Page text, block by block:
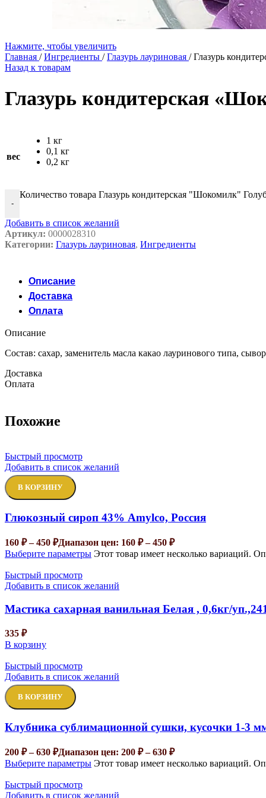
Нажмите, чтобы увеличить
Главная / Ингредиенты / Глазурь лауриновая / Глазурь
Назад к товарам
Глазурь кондитерская
вес
1 кг
0,1 кг
0,2 кг
-
Количество товара Глазурь кондитерская "Шокомилк"
Добавить в список желаний
Артикул: 0000028310
Категории: Глазурь лауриновая, Ингредиенты
Описание
Доставка
Оплата
Описание
Состав: сахар, заменитель масла какао лауринового типа,
Доставка
Оплата
Похожие
Быстрый просмотр
Добавить в список желаний
В КОРЗИНУ
Глюкозный сироп 43% Amylco, Россия
160 ₽ – 450 ₽Диапазон цен: 160 ₽ – 450 ₽
Выберите параметры Этот товар имеет несколько вариаций.
Быстрый просмотр
Добавить в список желаний
Мастика сахарная ванильная Белая , 0,6кг/
335 ₽
В корзину
Быстрый просмотр
Добавить в список желаний
В КОРЗИНУ
Клубника сублимационной сушки, кусочки 1-3
200 ₽ – 630 ₽Диапазон цен: 200 ₽ – 630 ₽
Выберите параметры Этот товар имеет несколько вариаций.
Быстрый просмотр
Добавить в список желаний